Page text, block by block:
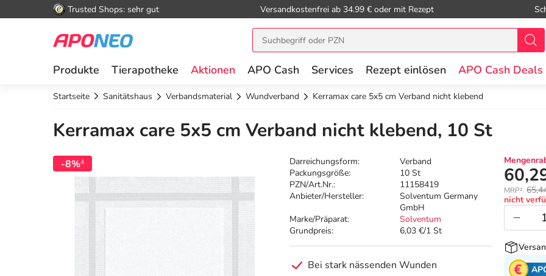
Trusted Shops: sehr gut Versandkostenfrei ab 34.99 € oder mit Rezept
Produkte Tierapotheke Aktionen APO Cash Services Rezept einlösen APO Cash Deals
Startseite Sanitätshaus Verbandsmaterial Wundverband Kerramax care 5x5 cm Verband nicht klebend
Kerramax care 5x5 cm Verband nicht klebend, 10 St
-8%4 Darreichungsform:
Verband
Packungsgröße:
10 St
PZN/Art.Nr.:
11158419
Anbieter/Hersteller:
Solventum Germany
GmbH
Marke/Präparat:
Solventum
Grundpreis:
6,03 €/1 St
Bei stark nässenden Wunden
MRP²
nicht